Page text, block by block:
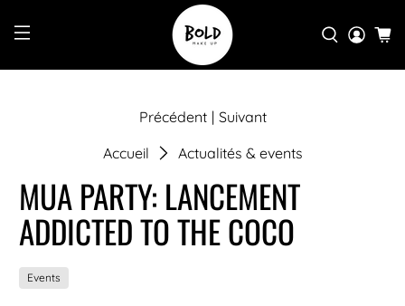
Accueil Actualités & events
Précédent | Suivant
MUA PARTY: LANCEMENT
ADDICTED TO THE COCO
Events